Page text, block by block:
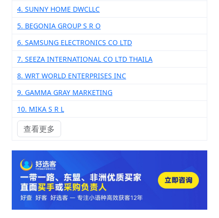
4. SUNNY HOME DWCLLC
5. BEGONIA GROUP S R O
6. SAMSUNG ELECTRONICS CO LTD
7. SEEZA INTERNATIONAL CO LTD THAILA
8. WRT WORLD ENTERPRISES INC
9. GAMMA GRAY MARKETING
10. MIKA S R L
查看更多